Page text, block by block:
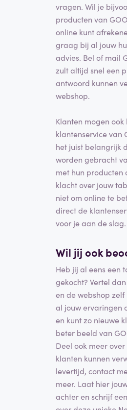
vragen. Wil je
producten van
online kunt
graag bij al jouw
advies. Bel of mail
zult altijd snel een
antwoord kunnen
webshop.
Klanten mogen
klantenservice van
het juist belangrijk
worden gebracht
met hun producten
klacht over jouw
niet om online te
direct de
voor je aan de slag.
Wil jij ook
Heb jij al eens een
gekocht? Vertel
en de webshop zelf
al jouw ervaringen
en kunt zo nieuwe
beter beeld van
Deel ook meer
klanten kunnen
levertijd, contact
meer. Laat hier
achter en schrijf